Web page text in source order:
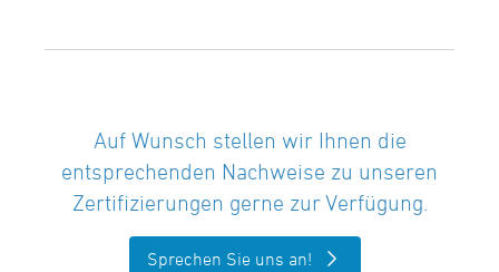
Auf Wunsch stellen wir Ihnen die
entsprechenden Nachweise zu unseren
Zertifizierungen gerne zur Verfügung.
Sprechen Sie uns an!